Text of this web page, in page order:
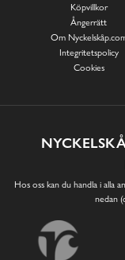
Köpvillkor
Ångerrätt
Om
Integritetspolicy
Cookies
Hos oss kan du handla i alla
nedan